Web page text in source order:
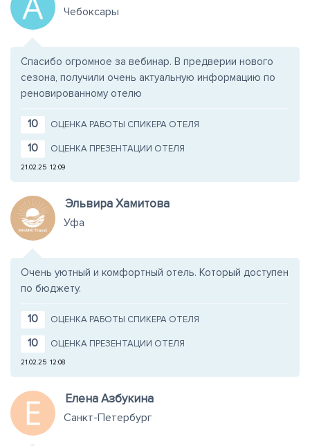
Чебоксары
Спасибо огромное за вебинар. В предверии нового
сезона, получили очень актуальную информацию по
реновированному отелю
10 ОЦЕНКА РАБОТЫ СПИКЕРА ОТЕЛЯ
10 ОЦЕНКА ПРЕЗЕНТАЦИИ ОТЕЛЯ
12:09
21.02.25
Эльвира Хамитова
Уфа
Очень уютный и комфортный отель. Который доступен
по бюджету.
10 ОЦЕНКА РАБОТЫ СПИКЕРА ОТЕЛЯ
10 ОЦЕНКА ПРЕЗЕНТАЦИИ ОТЕЛЯ
12:08
21.02.25
Елена Азбукина
Санкт-Петербург